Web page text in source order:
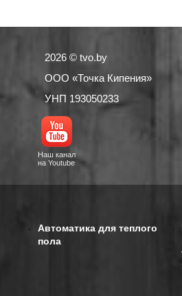
2026 © tvo.by
ООО «Точка Кипения»
УНП 193050233
Наш канал
на Youtube
Автоматика для теплого
пола